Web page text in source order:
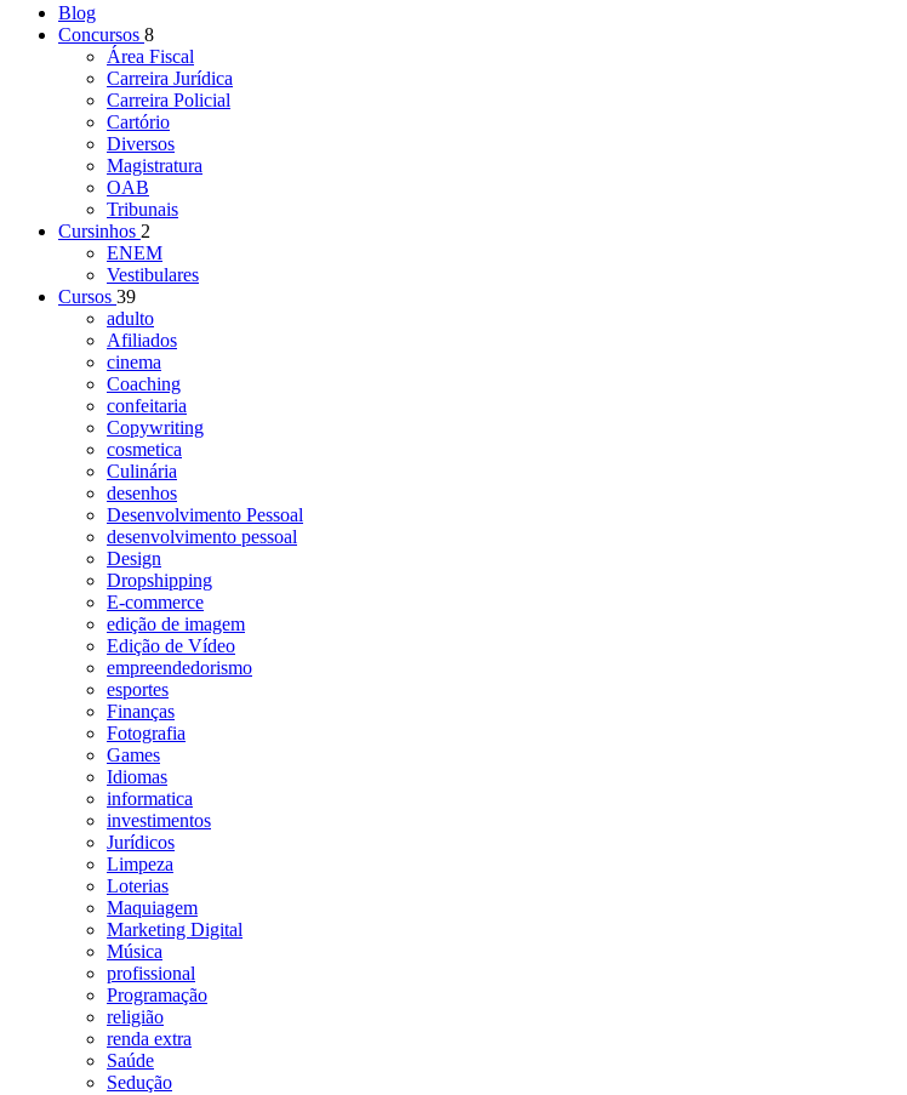
Blog
Concursos 8
Área Fiscal
Carreira Jurídica
Carreira Policial
Cartório
Diversos
Magistratura
OAB
Tribunais
Cursinhos 2
ENEM
Vestibulares
Cursos 39
adulto
Afiliados
cinema
Coaching
confeitaria
Copywriting
cosmetica
Culinária
desenhos
Desenvolvimento Pessoal
desenvolvimento pessoal
Design
Dropshipping
E-commerce
edição de imagem
Edição de Vídeo
empreendedorismo
esportes
Finanças
Fotografia
Games
Idiomas
informatica
investimentos
Jurídicos
Limpeza
Loterias
Maquiagem
Marketing Digital
Música
profissional
Programação
religião
renda extra
Saúde
Sedução